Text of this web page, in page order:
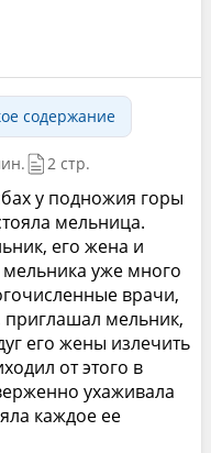
содержание
2 стр.
у подножия горы
мельница.
его жена и
уже много
врачи,
приглашал мельник,
его жены излечить
от этого в
ухаживала
каждое ее